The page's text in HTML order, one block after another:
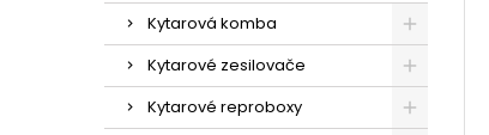
Kytarová komba
Kytarové zesilovače
Kytarové reproboxy